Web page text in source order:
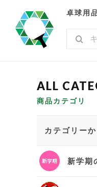
卓球用
商品カテゴリ
カテゴリー
新学期